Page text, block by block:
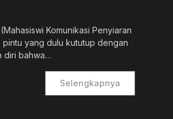
Komunikasi Penyiaran
pintu yang dulu kututup dengan
diri bahwa…
Selengkapnya